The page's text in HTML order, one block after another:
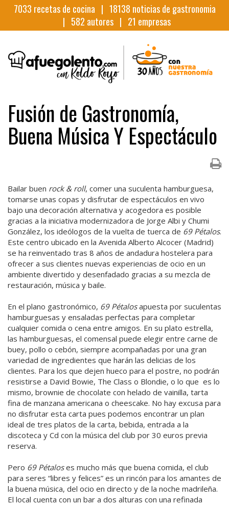
7033 recetas de cocina | 18138 noticias de gastronomia
| 582 autores | 21 empresas
Fusión de Gastronomía,
Buena Música Y Espectáculo
Bailar buen rock & roll, comer una suculenta hamburguesa,
tomarse unas copas y disfrutar de espectáculos en vivo
bajo una decoración alternativa y acogedora es posible
gracias a la iniciativa modernizadora de Jorge Albi y Chumi
González, los ideólogos de la vuelta de tuerca de 69 Pétalos.
Este centro ubicado en la Avenida Alberto Alcocer (Madrid)
se ha reinventado tras 8 años de andadura hostelera para
ofrecer a sus clientes nuevas experiencias de ocio en un
ambiente divertido y desenfadado gracias a su mezcla de
restauración, música y baile.
En el plano gastronómico, 69 Pétalosapuesta por suculentas
hamburguesas y ensaladas perfectas para completar
cualquier comida o cena entre amigos. En su plato estrella,
las hamburguesas, el comensal puede elegir entre carne de
buey, pollo o cebón, siempre acompañadas por una gran
variedad de ingredientes que harán las delicias de los
clientes. Para los que dejen hueco para el postre, no podrán
resistirse a David Bowie, The Class o Blondie, o lo que es lo
mismo, brownie de chocolate con helado de vainilla, tarta
fina de manzana americana o cheescake. No hay excusa para
no disfrutar esta carta pues podemos encontrar un plan
ideal de tres platos de la carta, bebida, entrada a la
discoteca y Cd con la música del club por 30 euros previa
reserva.
Pero 69 Pétaloses mucho más que buena comida, el club
para seres “libres y felices” es un rincón para los amantes de
la buena música, del ocio en directo y de la noche madrileña.
El local cuenta con un bar a dos alturas con una refinada